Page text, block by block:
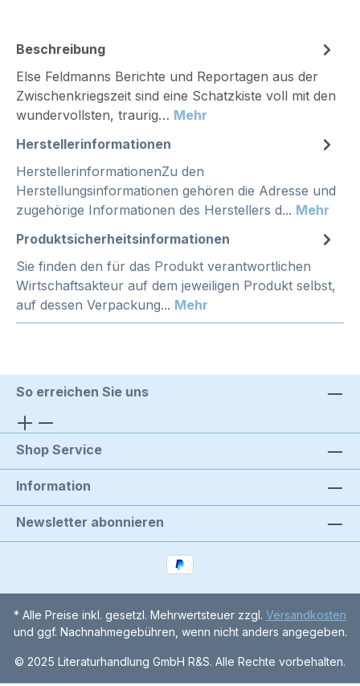
Beschreibung
Else Feldmanns Berichte und Reportagen aus der
Zwischenkriegszeit sind eine Schatzkiste voll mit den
wundervollsten, traurig… Mehr
Herstellerinformationen
HerstellerinformationenZu den
Herstellungsinformationen gehören die Adresse und
zugehörige Informationen des Herstellers d... Mehr
Produktsicherheitsinformationen
Sie finden den für das Produkt verantwortlichen
Wirtschaftsakteur auf dem jeweiligen Produkt selbst,
auf dessen Verpackung... Mehr
So erreichen Sie uns
Shop Service
Information
Newsletter abonnieren
* Alle Preise inkl. gesetzl. Mehrwertsteuer zzgl. Versandkosten
und ggf. Nachnahmegebühren, wenn nicht anders angegeben.
© 2025 Literaturhandlung GmbH R&S. Alle Rechte vorbehalten.